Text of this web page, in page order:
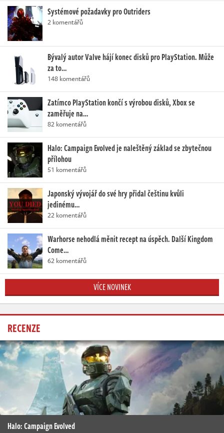
Systémové požadavky pro Outriders
2 komentářů
Bývalý autor Valve hájí konec disků pro PlayStation. Může
za to…
148 komentářů
Zatímco PlayStation končí s výrobou disků, Xbox se
zaměřuje na…
82 komentářů
Halo: Campaign Evolved je naleštěný základ se zbytečnou
přílohou
51 komentářů
Japonský vývojář do své hry přidal češtinu kvůli
jedinému…
22 komentářů
Warhorse nehodlá měnit recept na úspěch. Další Kingdom
Come…
62 komentářů
VÍCE NOVINEK
RECENZE
Halo: Campaign Evolved